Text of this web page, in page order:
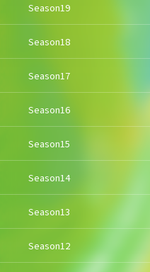
Season19
Season18
Season17
Season16
Season15
Season14
Season13
Season12